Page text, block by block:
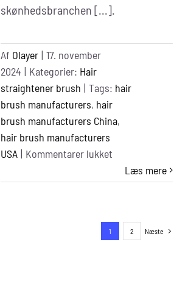
skønhedsbranchen [...].
Af Olayer | 17. november
2024 | Kategorier: Hair
straightener brush | Tags: hair
brush manufacturers, hair
brush manufacturers China,
hair brush manufacturers
USA | Kommentarer lukket
Top
11
Hair
Brush
Læs mere
1 2 Næste